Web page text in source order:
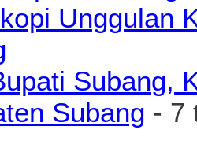
Subang,
Subang - 7